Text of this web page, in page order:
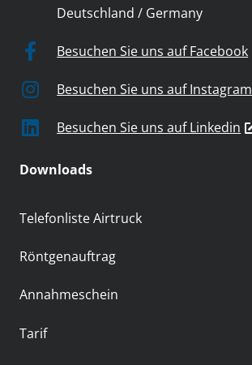
Deutschland / Germany
Besuchen Sie uns auf Facebook
Besuchen Sie uns auf Instagram
Besuchen Sie uns auf Linkedin
Downloads
Telefonliste Airtruck
Röntgenauftrag
Annahmeschein
Tarif